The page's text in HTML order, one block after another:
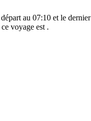
au 07:10 et le dernier
voyage est .